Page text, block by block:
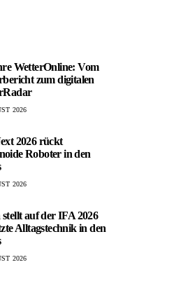
WetterOnline: Vom
zum digitalen
2026
2026 rückt
Roboter in den
2026
auf der IFA 2026
Alltagstechnik in den
2026